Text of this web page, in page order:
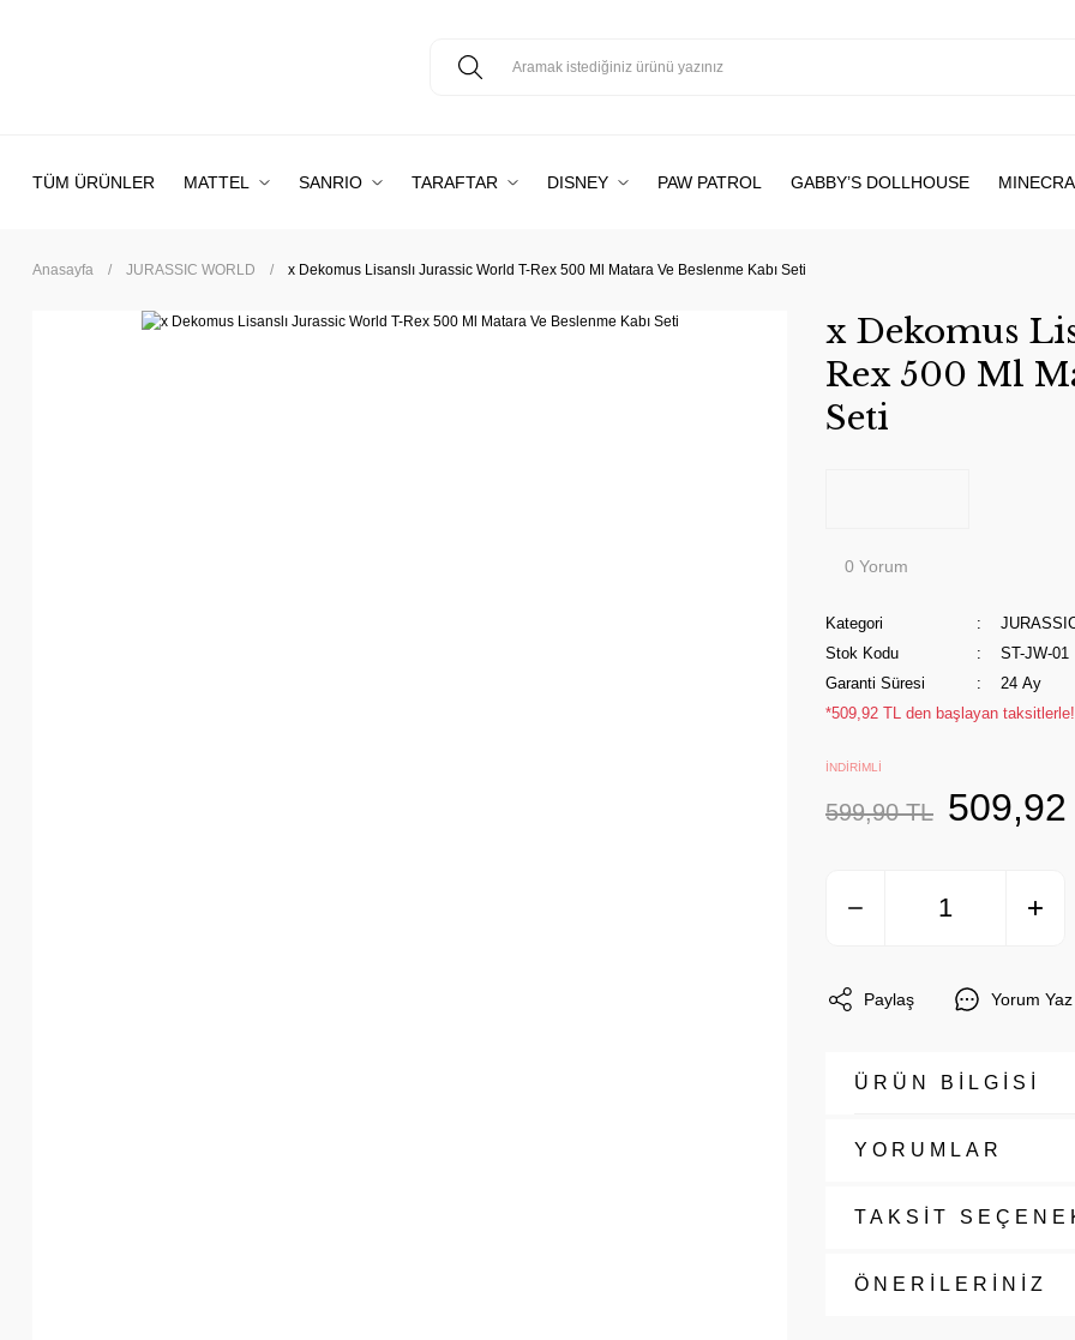
TÜM ÜRÜNLER MATTEL SANRIO TARAFTAR DISNEY PAW PATROL GABBY’S DOLLHOUSE
Anasayfa JURASSIC WORLD x Dekomus Lisanslı Jurassic World T-Rex 500 Ml Matara Ve Beslenme Kabı Seti
x Dekomus
Rex 500 Ml
Seti
0 Yorum
Kategori
Stok Kodu
ST-JW-01
Garanti Süresi
24 Ay
*509,92 TL den başlayan taksitlerle!
İNDİRİMLİ
599,90 TL 509,92
Paylaş Yorum Yaz
ÜRÜN BİLGİSİ
YORUMLAR
TAKSİT
ÖNERİLERİNİZ